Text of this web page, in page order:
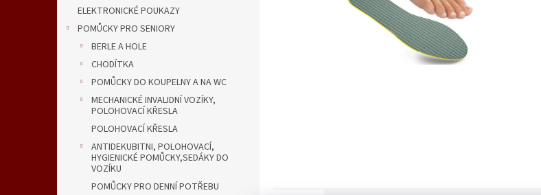
ELEKTRONICKÉ POUKAZY
POMŮCKY PRO SENIORY
BERLE A HOLE
CHODÍTKA
POMŮCKY DO KOUPELNY A NA WC
MECHANICKÉ INVALIDNÍ VOZÍKY,
POLOHOVACÍ KŘESLA
POLOHOVACÍ KŘESLA
ANTIDEKUBITNI, POLOHOVACÍ,
HYGIENICKÉ POMŮCKY,SEDÁKY DO
VOZÍKU
POMŮCKY PRO DENNÍ POTŘEBU